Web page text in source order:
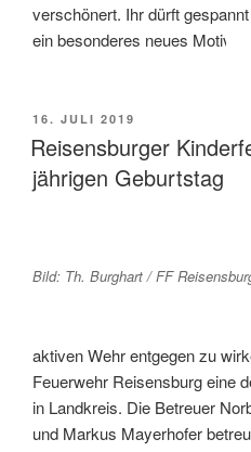
verschönert. Ihr dürft
ein besonderes neues Motiv.
VERÖFFENTLICHT
AM
16. JULI 2019
Reisensburger
jährigen Geburtstag
Bild: Th. Burghart / FF
aktiven Wehr entgegen zu
Feuerwehr Reisensburg eine
in Landkreis. Die Betreuer
und Markus Mayerhofer